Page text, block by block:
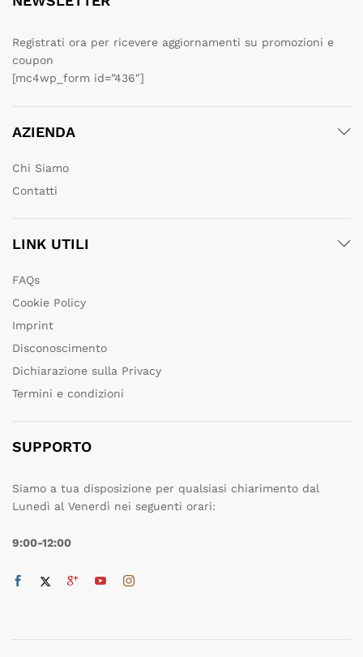
Registrati ora per ricevere aggiornamenti su promozioni e
coupon
[mc4wp_form id=”436″]
AZIENDA
Chi Siamo
Contatti
LINK UTILI
FAQs
Cookie Policy
Imprint
Disconoscimento
Dichiarazione sulla Privacy
Termini e condizioni
SUPPORTO
Siamo a tua disposizione per qualsiasi chiarimento dal
Lunedì al Venerdì nei seguenti orari:
9:00-12:00